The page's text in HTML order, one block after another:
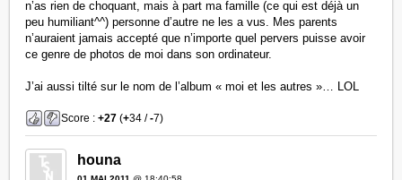
n’as rien de choquant, mais à part ma famille (ce qui est déjà un
peu humiliant^^) personne d’autre ne les a vus. Mes parents
n’auraient jamais accepté que n’importe quel pervers puisse avoir
ce genre de photos de moi dans son ordinateur.
J’ai aussi tilté sur le nom de l’album « moi et les autres »… LOL
Score :+27 (+34 /-7)
houna